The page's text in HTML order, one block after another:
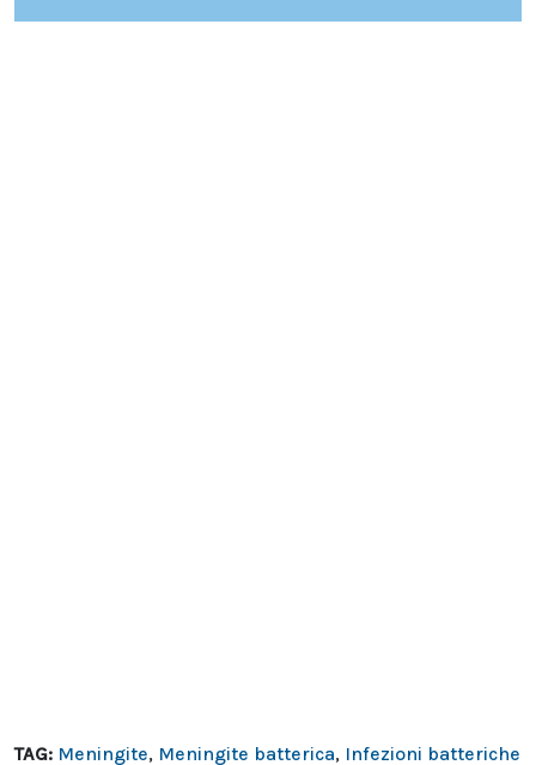
TAG: Meningite, Meningite batterica, Infezioni batteriche